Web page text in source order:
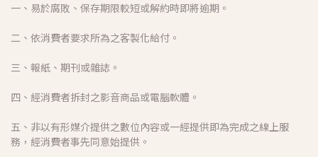
一、易於腐敗、保存期限較短或解約時即將逾期。
二、依消費者要求所為之客製化給付。
三、報紙、期刊或雜誌。
四、經消費者拆封之影音商品或電腦軟體。
五、非以有形媒介提供之數位內容或一經提供即為完成之線上服
務，經消費者事先同意始提供。